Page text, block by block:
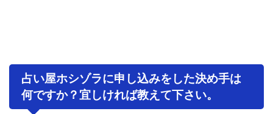
占い屋ホシゾラに申し込みをした決め手は
何ですか？宜しければ教えて下さい。